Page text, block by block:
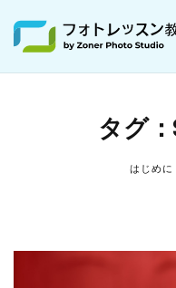
タグ
はじめに